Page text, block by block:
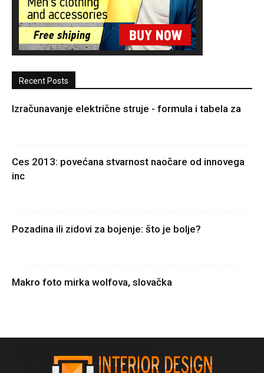
Recent Posts
Izračunavanje električne struje - formula i tabela za
Ces 2013: povećana stvarnost naočare od innovega
inc
Pozadina ili zidovi za bojenje: što je bolje?
Makro foto mirka wolfova, slovačka